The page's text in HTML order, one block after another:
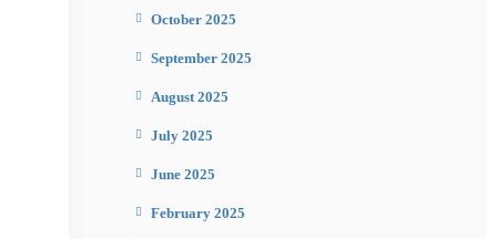
October 2025
September 2025
August 2025
July 2025
June 2025
February 2025